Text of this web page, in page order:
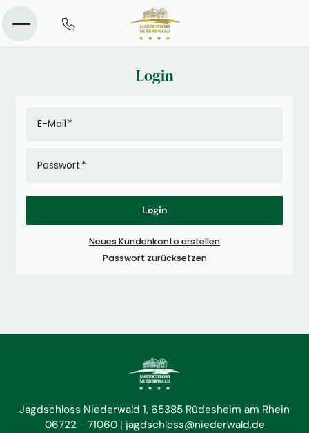
Login
E-Mail
Passwort
Login
Neues Kundenkonto erstellen
Passwort zurücksetzen
Jagdschloss Niederwald 1 65385 Rüdesheim am Rhein
06722 - 71060
jagdschloss@niederwald.de